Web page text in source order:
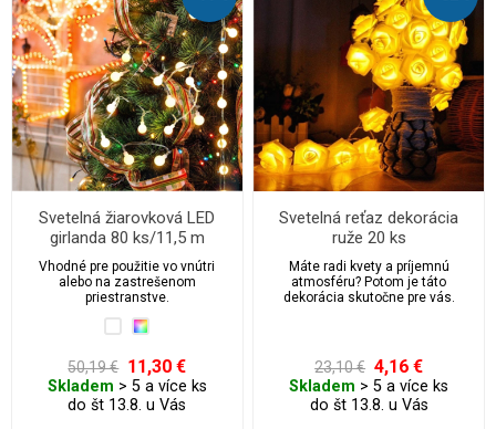
Svetelná žiarovková LED
girlanda 80 ks/11,5 m
Vhodné pre použitie vo vnútri
alebo na zastrešenom
priestranstve.
50,19 € 11,30 €
Skladem > 5 a více ks
do št 13.8. u Vás
Svetelná reťaz dekorácia
ruže 20 ks
Máte radi kvety a príjemnú
atmosféru? Potom je táto
dekorácia skutočne pre vás.
23,10 € 4,16 €
Skladem > 5 a více ks
do št 13.8. u Vás